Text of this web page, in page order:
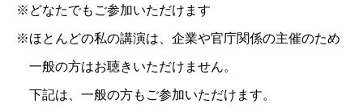
※どなたでもご参加いただけます
※ほとんどの私の講演は、企業や官庁関係の主催のため
一般の方はお聴きいただけません。
下記は、一般の方もご参加いただけます。